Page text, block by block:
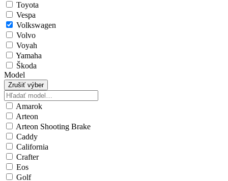
Toyota
Vespa
Volkswagen
Volvo
Voyah
Yamaha
Škoda
Model
Zrušiť výber
Amarok
Arteon
Arteon Shooting Brake
Caddy
California
Crafter
Eos
Golf